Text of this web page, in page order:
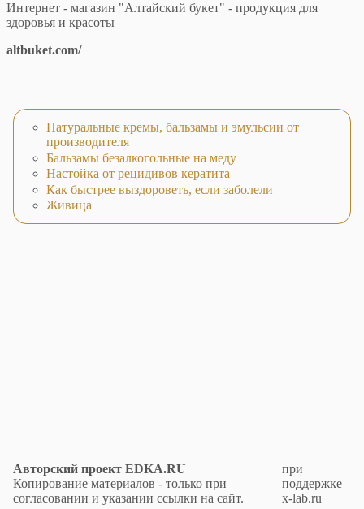
Интернет - магазин "Алтайский букет" - продукция для
здоровья и красоты
altbuket.com/
Натуральные кремы, бальзамы и эмульсии от
производителя
Бальзамы безалкогольные на меду
Настойка от рецидивов кератита
Как быстрее выздороветь, если заболели
Живица
Авторский проект EDKA.RU
Копирование материалов - только при
согласовании и указании ссылки на сайт.
при
поддержке
x-lab.ru